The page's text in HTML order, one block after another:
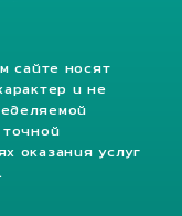
сайте носят
и не
оказания услуг